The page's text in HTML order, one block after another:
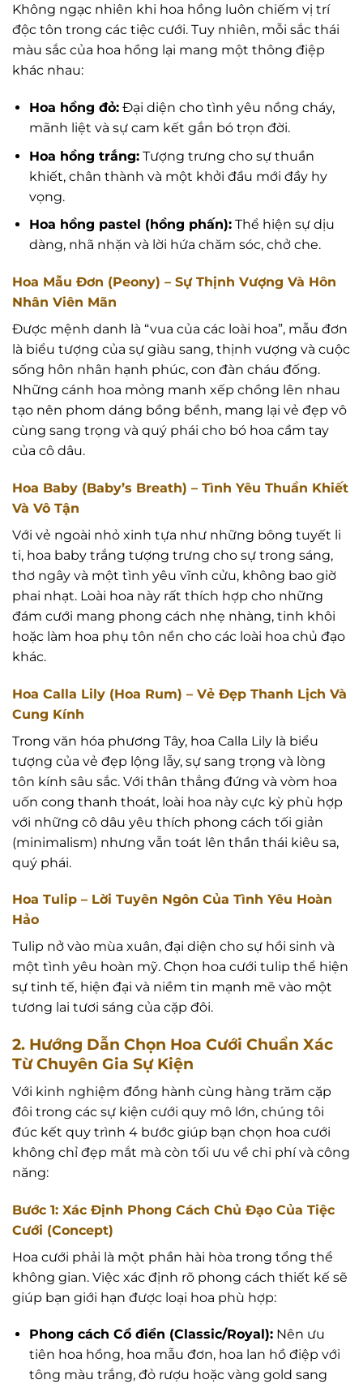
Không ngạc nhiên khi hoa hồng luôn chiếm vị trí
độc tôn trong các tiệc cưới. Tuy nhiên, mỗi sắc thái
màu sắc của hoa hồng lại mang một thông điệp
khác nhau:
Hoa hồng đỏ:Đại diện cho tình yêu nồng cháy,
mãnh liệt và sự cam kết gắn bó trọn đời.
Hoa hồng trắng:Tượng trưng cho sự thuần
khiết, chân thành và một khởi đầu mới đầy hy
vọng.
Hoa hồng pastel (hồng phấn):Thể hiện sự dịu
dàng, nhã nhặn và lời hứa chăm sóc, chở che.
Hoa Mẫu Đơn (Peony) – Sự Thịnh Vượng Và Hôn
Nhân Viên Mãn
Được mệnh danh là “vua của các loài hoa”, mẫu đơn
là biểu tượng của sự giàu sang, thịnh vượng và cuộc
sống hôn nhân hạnh phúc, con đàn cháu đống.
Những cánh hoa mỏng manh xếp chồng lên nhau
tạo nên phom dáng bồng bềnh, mang lại vẻ đẹp vô
cùng sang trọng và quý phái cho bó hoa cầm tay
của cô dâu.
Hoa Baby (Baby’s Breath) – Tình Yêu Thuần Khiết
Và Vô Tận
Với vẻ ngoài nhỏ xinh tựa như những bông tuyết li
ti, hoa baby trắng tượng trưng cho sự trong sáng,
thơ ngây và một tình yêu vĩnh cửu, không bao giờ
phai nhạt. Loài hoa này rất thích hợp cho những
đám cưới mang phong cách nhẹ nhàng, tinh khôi
hoặc làm hoa phụ tôn nền cho các loài hoa chủ đạo
khác.
Hoa Calla Lily (Hoa Rum) – Vẻ Đẹp Thanh Lịch Và
Cung Kính
Trong văn hóa phương Tây, hoa Calla Lily là biểu
tượng của vẻ đẹp lộng lẫy, sự sang trọng và lòng
tôn kính sâu sắc. Với thân thẳng đứng và vòm hoa
uốn cong thanh thoát, loài hoa này cực kỳ phù hợp
với những cô dâu yêu thích phong cách tối giản
(minimalism) nhưng vẫn toát lên thần thái kiêu sa,
quý phái.
Hoa Tulip – Lời Tuyên Ngôn Của Tình Yêu Hoàn
Hảo
Tulip nở vào mùa xuân, đại diện cho sự hồi sinh và
một tình yêu hoàn mỹ. Chọn hoa cưới tulip thể hiện
sự tinh tế, hiện đại và niềm tin mạnh mẽ vào một
tương lai tươi sáng của cặp đôi.
2. Hướng Dẫn Chọn Hoa Cưới Chuẩn Xác
Từ Chuyên Gia Sự Kiện
Với kinh nghiệm đồng hành cùng hàng trăm cặp
đôi trong các sự kiện cưới quy mô lớn, chúng tôi
đúc kết quy trình 4 bước giúp bạn chọn hoa cưới
không chỉ đẹp mắt mà còn tối ưu về chi phí và công
năng:
Bước 1: Xác Định Phong Cách Chủ Đạo Của Tiệc
Cưới (Concept)
Hoa cưới phải là một phần hài hòa trong tổng thể
không gian. Việc xác định rõ phong cách thiết kế sẽ
giúp bạn giới hạn được loại hoa phù hợp:
Phong cách Cổ điển (Classic/Royal):Nên ưu
tiên hoa hồng, hoa mẫu đơn, hoa lan hồ điệp với
tông màu trắng, đỏ rượu hoặc vàng gold sang